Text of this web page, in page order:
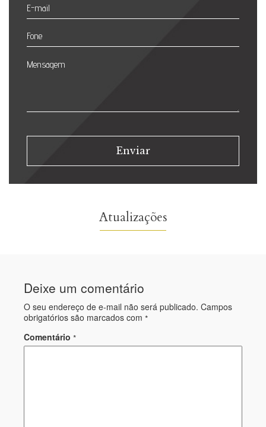
Atualizações
Deixe um comentário
O seu endereço de e-mail não será publicado. Campos
obrigatórios são marcados com *
Comentário *